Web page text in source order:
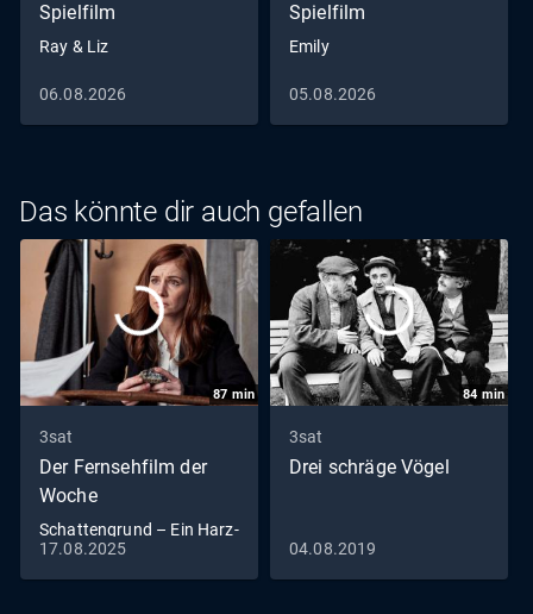
Spielfilm
Ray & Liz
06.08.2026
Spielfilm
Emily
05.08.2026
Das könnte dir auch gefallen
87 min
3sat
Der Fernsehfilm der
Woche
Schattengrund – Ein Harz-
Thriller
17.08.2025
84 min
3sat
Drei schräge Vögel
04.08.2019